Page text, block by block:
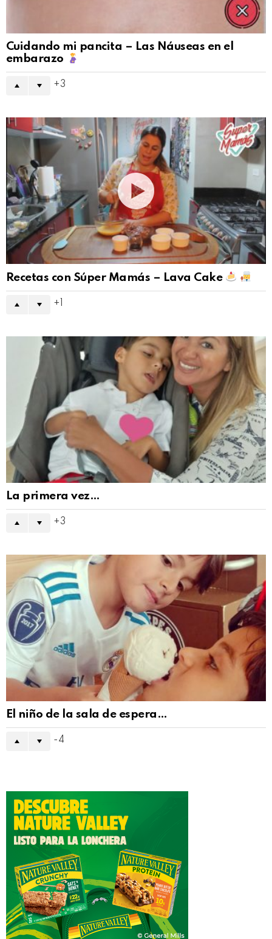
Cuidando mi pancita – Las Náuseas en el
embarazo
3
Recetas con Súper Mamás – Lava Cake
La primera vez…
3
El niño de la sala de espera…
-4